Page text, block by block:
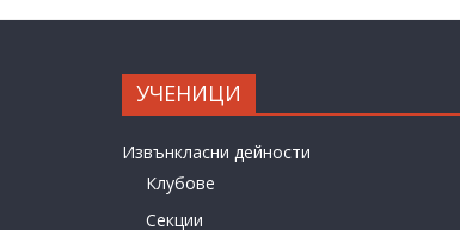
УЧЕНИЦИ
Извънкласни дейности
Клубове
Секции